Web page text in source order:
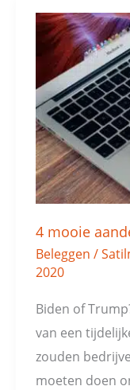
4 mooie
Beleggen /
2020
Biden of
van een
zouden
moeten doen
4
mooie
aandelen
voor
de
komende
4
jaar